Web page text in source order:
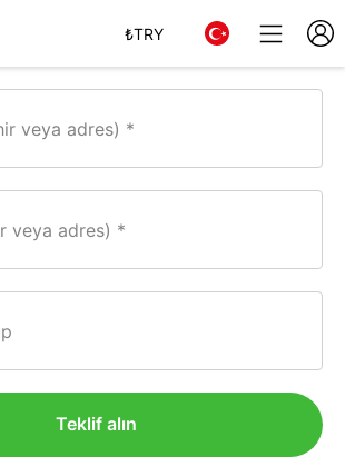
₺TRY
veya adres)
veya adres)
Teklif alın